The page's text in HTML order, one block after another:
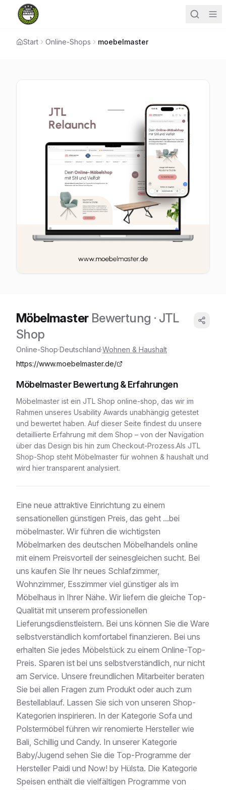
Start Online-Shops moebelmaster
MöbelmasterBewertung · JTL
Shop
Online-Shop·Deutschland·Wohnen & Haushalt
https://www.moebelmaster.de/
MöbelmasterBewertung & Erfahrungen
Möbelmaster ist ein JTL Shop online-shop , das wir im
Rahmen unseres Usability Awards unabhängig getestet
und bewertet haben. Auf dieser Seite findest du unsere
detaillierte Erfahrung mit dem Shop – von der Navigation
über das Design bis hin zum Checkout-Prozess.Als JTL
Shop-Shop steht Möbelmaster für wohnen & haushalt und
wird hier transparent analysiert.
Eine neue attraktive Einrichtung zu einem
sensationellen günstigen Preis, das geht ...bei
möbelmaster. Wir führen die wichtigsten
Möbelmarken des deutschen Möbelhandels online
mit einem Preisvorteil der seinesgleichen sucht. Bei
uns kaufen Sie Ihr neues Schlafzimmer,
Wohnzimmer, Esszimmer viel günstiger als im
Möbelhaus in Ihrer Nähe. Wir liefern die gleiche Top-
Qualität mit unserem professionellen
Lieferungsdienstleistern. Bei uns können Sie die Ware
selbstverständlich komfortabel finanzieren. Bei uns
erhalten Sie jedes Möbelstück zu einem Online-Top-
Preis. Sparen ist bei uns selbstverständlich, nur nicht
am Service. Unsere freundlichen Mitarbeiter beraten
Sie bei allen Fragen zum Produkt oder auch zum
Bestellablauf. Lassen Sie sich von unseren Shop-
Kategorien inspirieren. In der Kategorie Sofa und
Polstermöbel führen wir renomierte Hersteller wie
Bali, Schillig und Candy. In unserer Kategorie
Baby/Jugend sehen Sie die Top-Programme der
Hersteller Paidi und Now! by Hülsta. Die Kategorie
Speisen enthält die vielfältigen Programme von